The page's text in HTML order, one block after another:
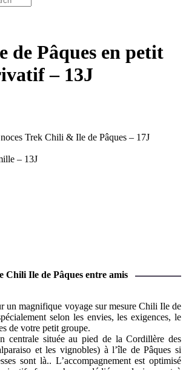
Pâques en petit
– 13J
Trek Chili & Ile de Pâques – 17J
– 13J
Chili Ile de Pâques entre amis
un magnifique voyage sur mesure Chili Ile de
selon les envies, les exigences, le
de votre petit groupe.
centrale située au pied de la Cordillère des
et les vignobles) à l’île de Pâques si
sont là.. L’accompagnement est optimisé